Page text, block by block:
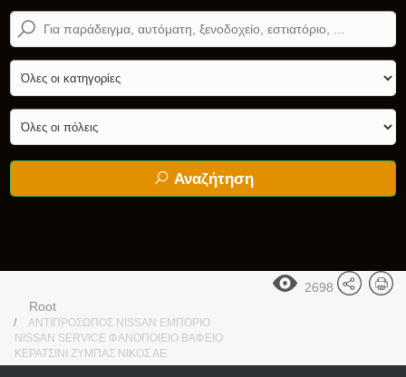
Αναζήτηση
2698
Root
ΑΝΤΙΠΡΟΣΩΠΟΣ NISSAN ΕΜΠΟΡΙΟ
NISSAN SERVICE ΦΑΝΟΠΟΙΕΙΟ ΒΑΦΕΙΟ
ΚΕΡΑΤΣΙΝΙ ΖΥΜΠΑΣ ΝΙΚΟΣ ΑΕ